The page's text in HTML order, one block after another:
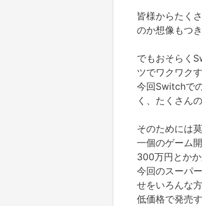
皆様からたく
のか想像もつき
でもおそらく
ツでワクワク
今回Switchで
く、たくさん
そのためには
一個のゲーム
300万円とかか
今回のスーパ
せをいろんな
低価格で発売